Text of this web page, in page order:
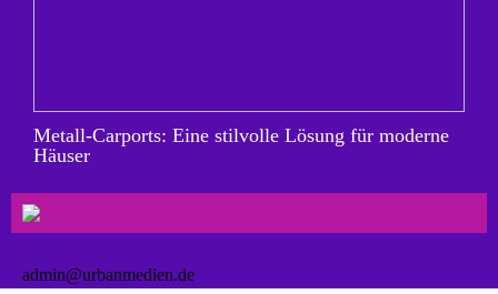
Metall-Carports: Eine stilvolle Lösung für moderne
Häuser
admin@urbanmedien.de